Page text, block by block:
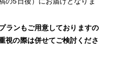
ランもご用意しておりますの
視の際は併せてご検討くださ